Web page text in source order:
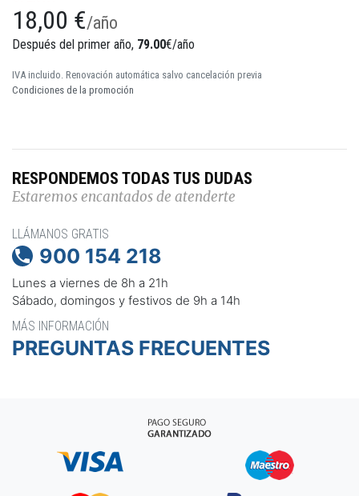
18,00 €/año
Después del primer año, 79.00€/año
IVA incluido. Renovación automática salvo cancelación previa
Condiciones de la promoción
RESPONDEMOS TODAS TUS DUDAS
Estaremos encantados de atenderte
LLÁMANOS GRATIS
 900 154 218
Lunes a viernes de 8h a 21h
Sábado, domingos y festivos de 9h a 14h
MÁS INFORMACIÓN
PREGUNTAS FRECUENTES